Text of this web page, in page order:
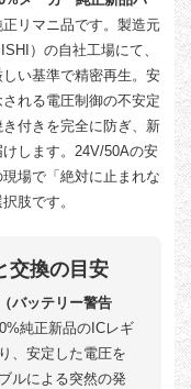
リマニ品です。製造元
）の自社工場にて、
い基準で精密再生。安
れる電圧制御の不安定
付きを完全に防ぎ、新
します。24V/50Aの安
場で「絶対に止まれな
肢です。
交換の目安
バッテリー警告
純正新品のICレギ
、安定した電圧を
ルによる突然の発